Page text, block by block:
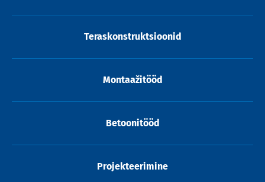
Teraskonstruktsioonid
Montaažitööd
Betoonitööd
Projekteerimine